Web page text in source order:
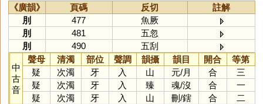
《廣韻》 頁碼 反切
註解
刖
477
魚厥
刖
481
五忽
刖
490 五刮
中
古
音
聲母 清濁 部位 聲調 韻攝 韻目 開合
等第
疑
次濁 牙 入 山 元/月 合
三
疑
次濁 牙 入 臻 魂/沒 合
一
疑
次濁 牙 入 山 刪/鎋 合 二